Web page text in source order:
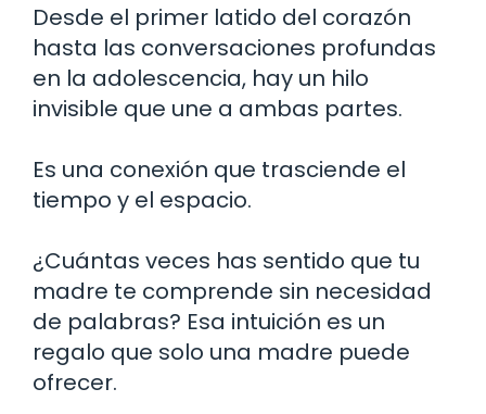
Desde el primer latido del corazón
hasta las conversaciones profundas
en la adolescencia, hay un hilo
invisible que une a ambas partes.
Es una conexión que trasciende el
tiempo y el espacio.
¿Cuántas veces has sentido que tu
madre te comprende sin necesidad
de palabras? Esa intuición es un
regalo que solo una madre puede
ofrecer.